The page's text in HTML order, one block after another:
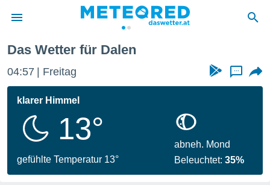
wurde
dass
sind.
diese
Das Wetter für Dalen
04:57 Freitag ...
klarer Himmel
13°
gefühlte Temperatur 13°
abneh. Mond
Beleuchtet:35%